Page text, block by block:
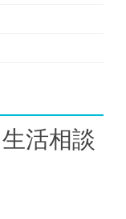
生活相談